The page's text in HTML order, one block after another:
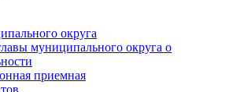
округа
муниципального округа о
приемная